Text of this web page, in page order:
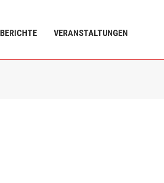
BERICHTE VERANSTALTUNGEN